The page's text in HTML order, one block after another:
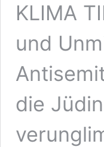
KLIMA
und
die